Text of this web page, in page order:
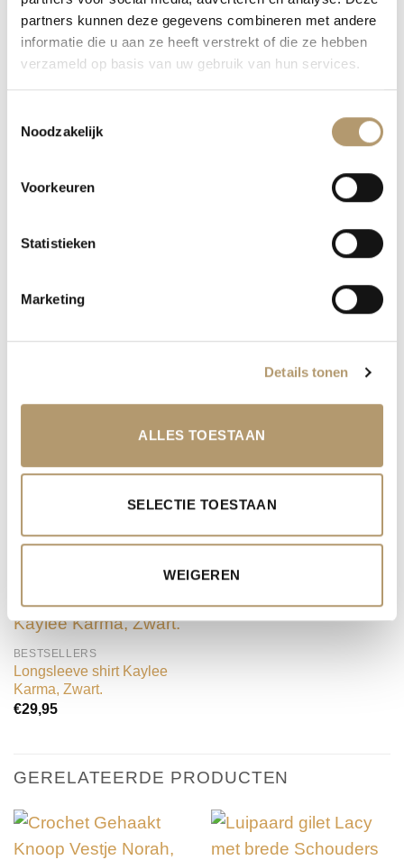
partners kunnen deze gegevens combineren met andere
informatie die u aan ze heeft verstrekt of die ze hebben
verzameld op basis van uw gebruik van hun services.
Noodzakelijk
Voorkeuren
Statistieken
Marketing
Details tonen
ALLES TOESTAAN
SELECTIE TOESTAAN
WEIGEREN
Deze jeans steelt direct de show dankzij de
opvallende sterren van pailletjes in brons- en
zwarttinten. De mix van stoer denim met
dragen is. Ideaal te combineren met een basic
shirt, blazer of trui voor een outfit met extra flair!
ANDERE SUGGESTIES…
BESTSELLERS
Longsleeve shirt Kaylee
Karma, Zwart.
€29,95
GERELATEERDE PRODUCTEN